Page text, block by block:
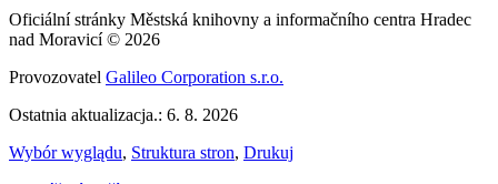
Oficiální stránky Městská knihovny a informačního centra Hradec
nad Moravicí © 2026
Provozovatel Galileo Corporation s.r.o.
Ostatnia aktualizacja.: 6. 8. 2026
Wybór wyglądu, Struktura stron, Drukuj